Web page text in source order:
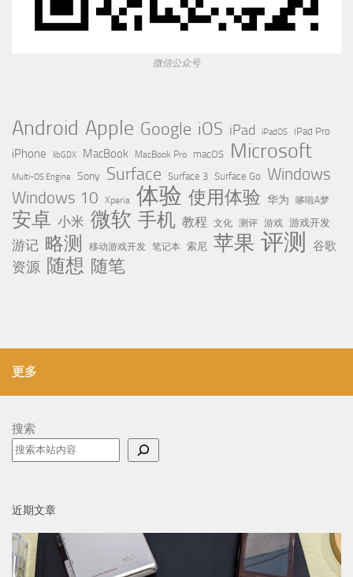
微信公众号
Android Apple Google iOS iPad iPadOS iPad Pro
iPhone libGDX MacBook MacBook Pro macOS Microsoft
Multi-OS Engine Sony Surface Surface 3 Surface Go Windows
Windows 10 Xperia 体验 使用体验 华为 哆啦A梦
安卓 小米 微软 手机 教程 文化 测评 游戏 游戏开发
游记 略测 移动游戏开发 笔记本 索尼 苹果 评测 谷歌
资源 随想 随笔
更多
搜索
近期文章